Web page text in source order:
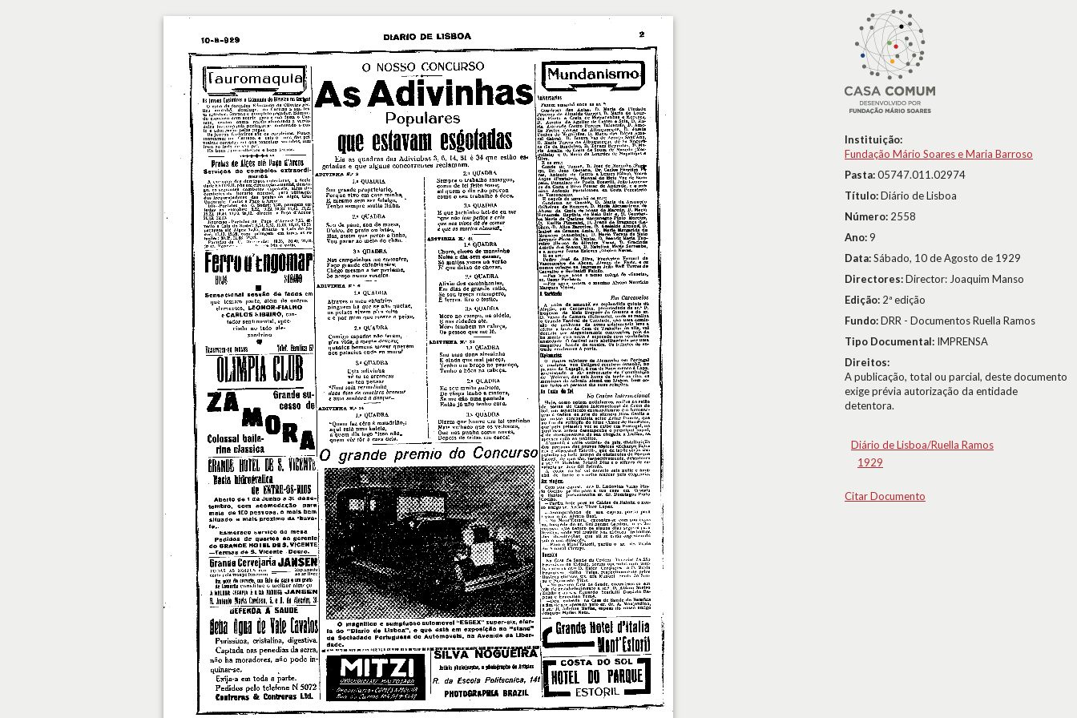
Instituição:
Fundação Mário Soares e Maria Barroso
Pasta:05747.011.02974
Título:Diário de Lisboa
Número: 2558
Ano:9
Data:Sábado, 10 de Agosto de 1929
Directores:Director: Joaquim Manso
Edição: 2ª edição
Fundo:DRR - Documentos Ruella Ramos
Tipo Documental: IMPRENSA
Direitos:
A publicação, total ou parcial, deste documento
exige prévia autorização da entidade
detentora.
Diário de Lisboa/Ruella Ramos
1929
Citar Documento